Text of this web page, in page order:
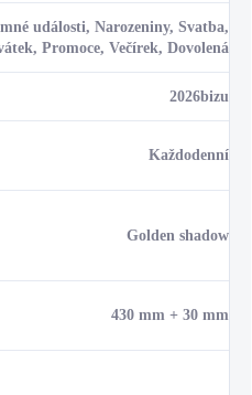
události, Narozeniny, Svatba,
Promoce, Večírek, Dovolená
2026bizu
Každodenní
Golden shadow
430 mm + 30 mm